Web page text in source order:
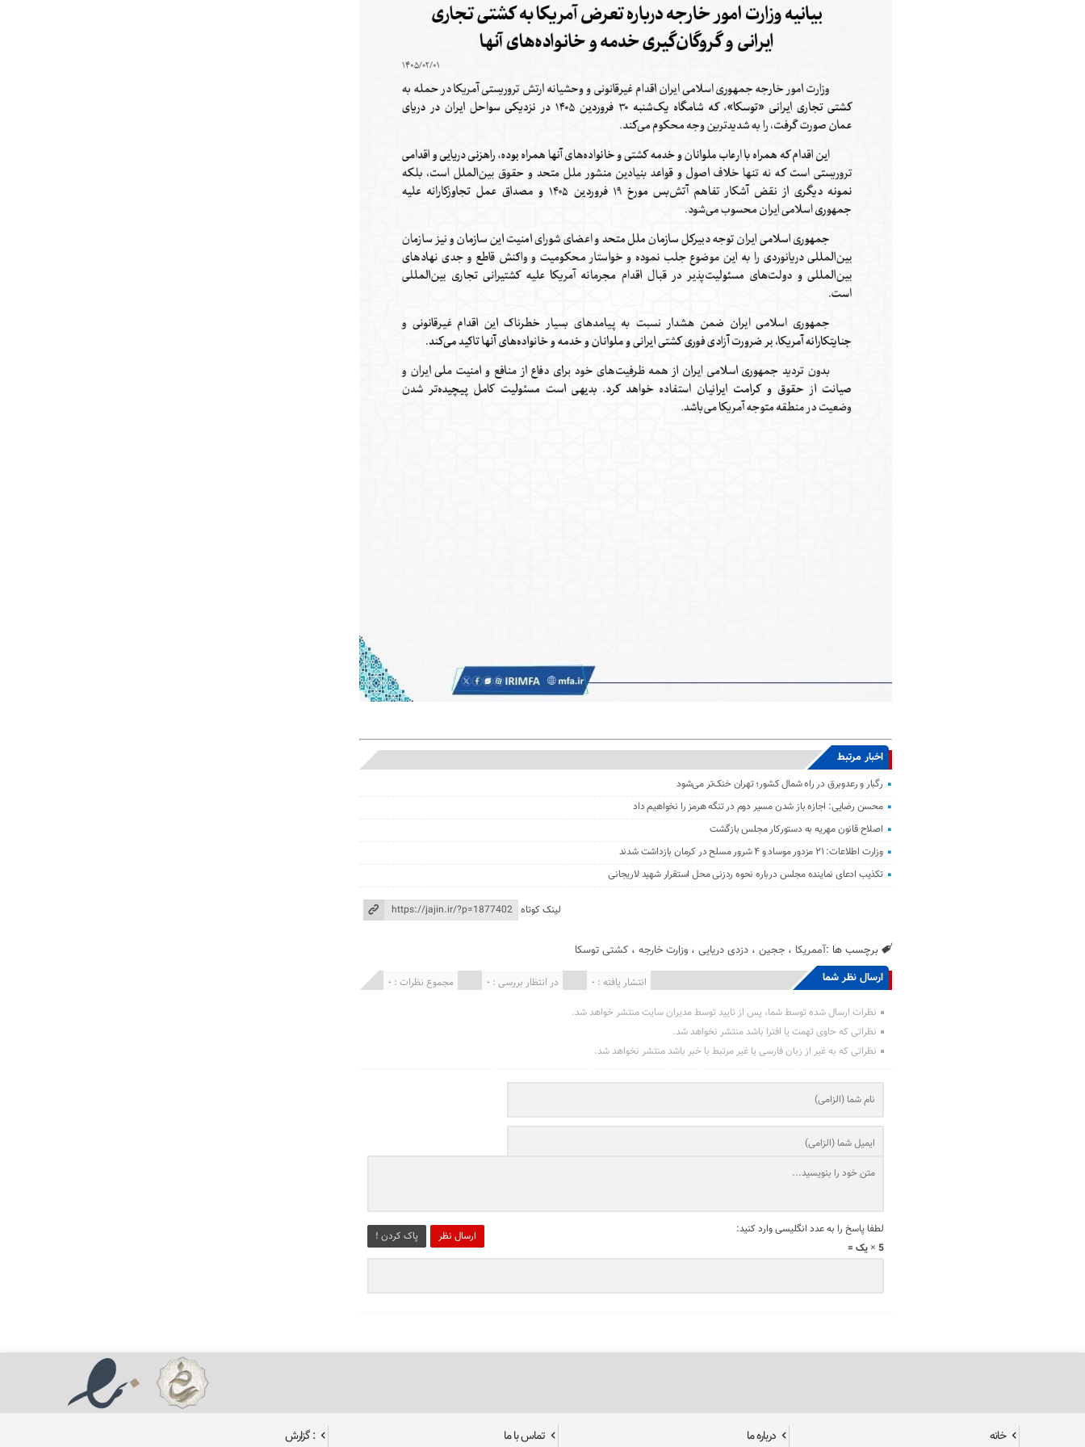
اخبار مرتبط
رگبار و رعدوبرق در راه شمال کشور؛ تهران خنک‌تر می‌شود
محسن رضایی: اجازه باز شدن مسیر دوم در تنگه هرمز را نخواهیم داد
اصلاح قانون مهریه به دستورکار مجلس بازگشت
وزارت اطلاعات: ۲۱ مزدور موساد و ۴ شرور مسلح در کرمان بازداشت شدند
تکذیب ادعای نماینده مجلس درباره نحوه ردزنی محل استقرار شهید لاریجانی
لینک کوتاه
برچسب ها :آممریکا ،ججین ،دزدی دریایی ،وزارت خارجه ،کشتی توسکا
ارسال نظر شما مجموع نظرات : 0 در انتظار بررسی : 0 انتشار یافته : 0
نظرات ارسال شده توسط شما، پس از تایید توسط مدیران سایت منتشر خواهد شد.
نظراتی که حاوی تهمت یا افترا باشد منتشر نخواهد شد.
نظراتی که به غیر از زبان فارسی یا غیر مرتبط با خبر باشد منتشر نخواهد شد.
ارسال نظر پاک کردن !
لطفا پاسخ را به عدد انگلیسی وارد کنید:
5 × یک =
خانه درباره ما تماس با ما : گزارش